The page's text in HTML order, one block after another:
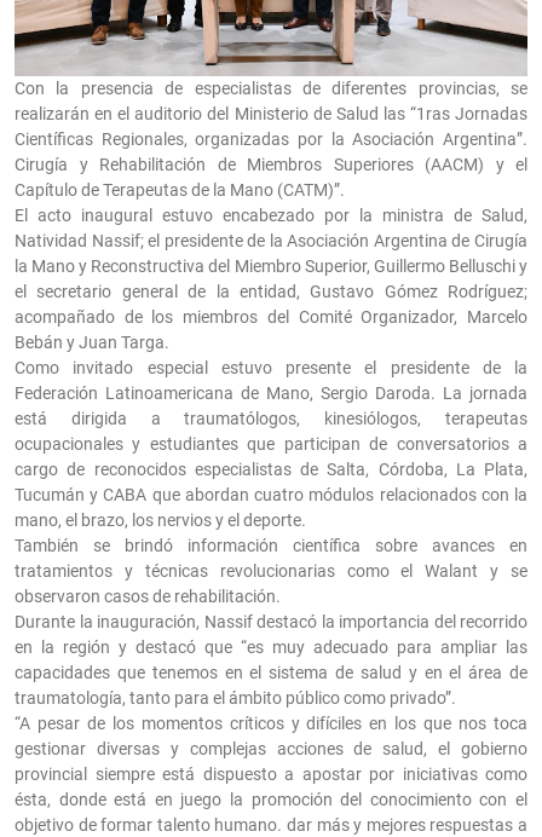
Con la presencia de especialistas de diferentes provincias, se
realizarán en el auditorio del Ministerio de Salud las “1ras Jornadas
Científicas Regionales, organizadas por la Asociación Argentina”.
Cirugía y Rehabilitación de Miembros Superiores (AACM) y el
Capítulo de Terapeutas de la Mano (CATM)”.
El acto inaugural estuvo encabezado por la ministra de Salud,
Natividad Nassif; el presidente de la Asociación Argentina de Cirugía
la Mano y Reconstructiva del Miembro Superior, Guillermo Belluschi y
el secretario general de la entidad, Gustavo Gómez Rodríguez;
acompañado de los miembros del Comité Organizador, Marcelo
Bebán y Juan Targa.
Como invitado especial estuvo presente el presidente de la
Federación Latinoamericana de Mano, Sergio Daroda. La jornada
está dirigida a traumatólogos, kinesiólogos, terapeutas
ocupacionales y estudiantes que participan de conversatorios a
cargo de reconocidos especialistas de Salta, Córdoba, La Plata,
Tucumán y CABA que abordan cuatro módulos relacionados con la
mano, el brazo, los nervios y el deporte.
También se brindó información científica sobre avances en
tratamientos y técnicas revolucionarias como el Walant y se
observaron casos de rehabilitación.
Durante la inauguración, Nassif destacó la importancia del recorrido
en la región y destacó que “es muy adecuado para ampliar las
capacidades que tenemos en el sistema de salud y en el área de
traumatología, tanto para el ámbito público como privado”.
“A pesar de los momentos críticos y difíciles en los que nos toca
gestionar diversas y complejas acciones de salud, el gobierno
provincial siempre está dispuesto a apostar por iniciativas como
ésta, donde está en juego la promoción del conocimiento con el
objetivo de formar talento humano. dar más y mejores respuestas a